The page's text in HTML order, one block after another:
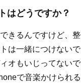
はどうですか？
きるんですけど、
は一緒につけない
オもいじってない
で音楽かけられる